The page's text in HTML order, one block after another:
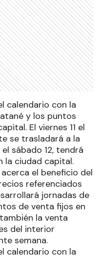
calendario con la
y los puntos
El viernes 11 el
se trasladará a la
sábado 12, tendrá
la ciudad capital.
el beneficio del
referenciados
jornadas de
de venta fijos en
la venta
del interior
semana.
calendario con la